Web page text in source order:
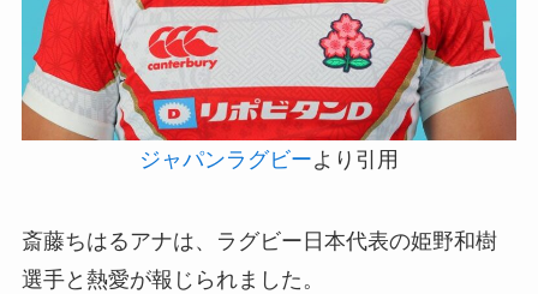
ジャパンラグビーより引用
斎藤ちはるアナは、ラグビー日本代表の姫野和樹
選手と熱愛が報じられました。